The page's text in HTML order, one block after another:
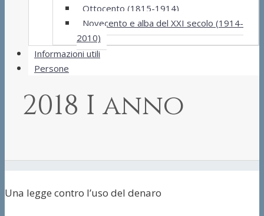
Ottocento (1815-1914)
Novecento e alba del XXI secolo (1914-
2010)
Informazioni utili
Persone
2018 I anno
Una legge contro l’uso del denaro